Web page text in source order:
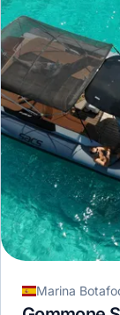
Marina